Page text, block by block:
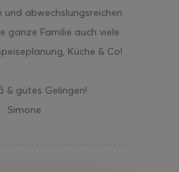
und abwechslungsreichen
ganze Familie auch viele
Küche & Co!
& gutes Gelingen!
Simone